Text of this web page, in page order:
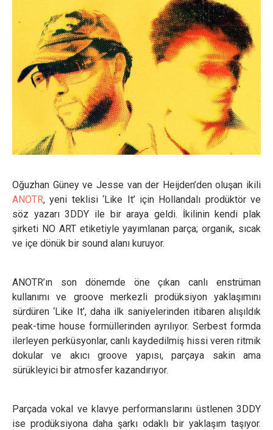
Oğuzhan Güney ve Jesse van der Heijden’den oluşan ikili
ANOTR, yeni teklisi ‘Like It’ için Hollandalı prodüktör ve
söz yazarı 3DDY ile bir araya geldi. İkilinin kendi plak
şirketi NO ART etiketiyle yayımlanan parça; organik, sıcak
ve içe dönük bir sound alanı kuruyor.
ANOTR’ın son dönemde öne çıkan canlı enstrüman
kullanımı ve groove merkezli prodüksiyon yaklaşımını
sürdüren ‘Like It’, daha ilk saniyelerinden itibaren alışıldık
peak-time house formüllerinden ayrılıyor. Serbest formda
ilerleyen perküsyonlar, canlı kaydedilmiş hissi veren ritmik
dokular ve akıcı groove yapısı, parçaya sakin ama
sürükleyici bir atmosfer kazandırıyor.
Parçada vokal ve klavye performanslarını üstlenen 3DDY
ise prodüksiyona daha şarkı odaklı bir yaklaşım taşıyor.